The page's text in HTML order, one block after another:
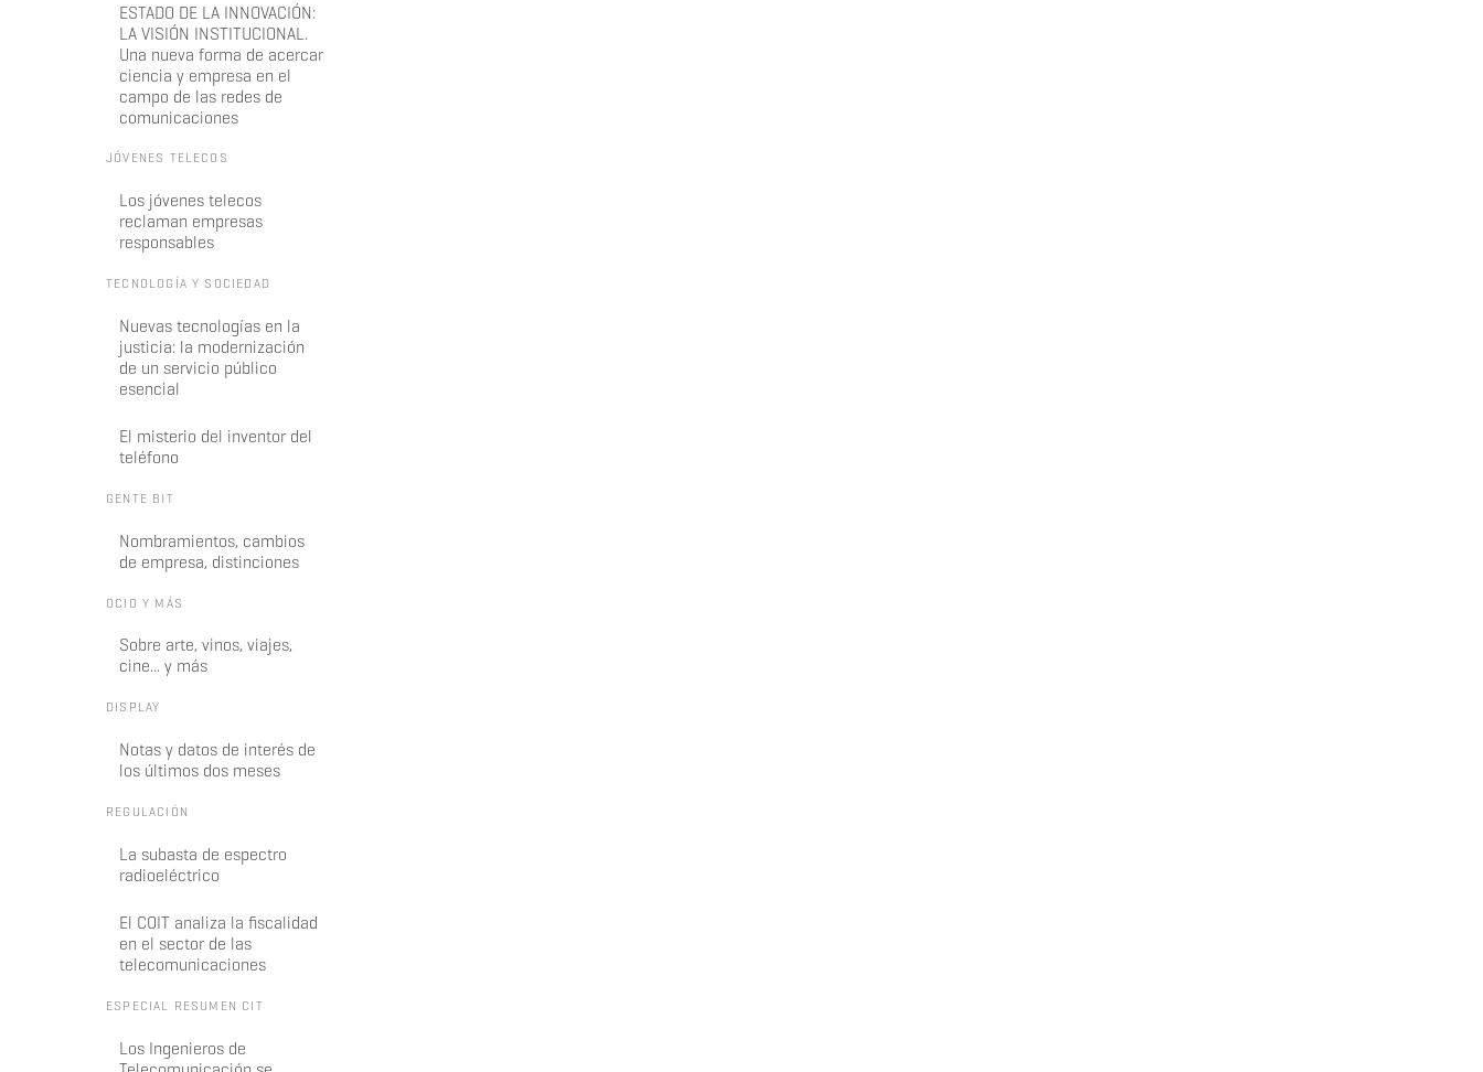
ESTADO DE LA INNOVACIÓN:
LA VISIÓN INSTITUCIONAL.
Una nueva forma de acercar
ciencia y empresa en el
campo de las redes de
comunicaciones
JÓVENES TELECOS
Los jóvenes telecos
reclaman empresas
responsables
TECNOLOGÍA Y SOCIEDAD
Nuevas tecnologías en la
justicia: la modernización
de un servicio público
esencial
El misterio del inventor del
teléfono
GENTE BIT
Nombramientos, cambios
de empresa, distinciones
OCIO Y MÁS
Sobre arte, vinos, viajes,
cine... y más
DISPLAY
Notas y datos de interés de
los últimos dos meses
REGULACIÓN
La subasta de espectro
radioeléctrico
El COIT analiza la fiscalidad
en el sector de las
telecomunicaciones
ESPECIAL RESUMEN CIT
Los Ingenieros de